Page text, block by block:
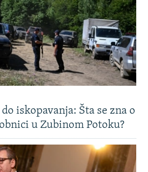
iskopavanja: Šta se zna o
u Zubinom Potoku?